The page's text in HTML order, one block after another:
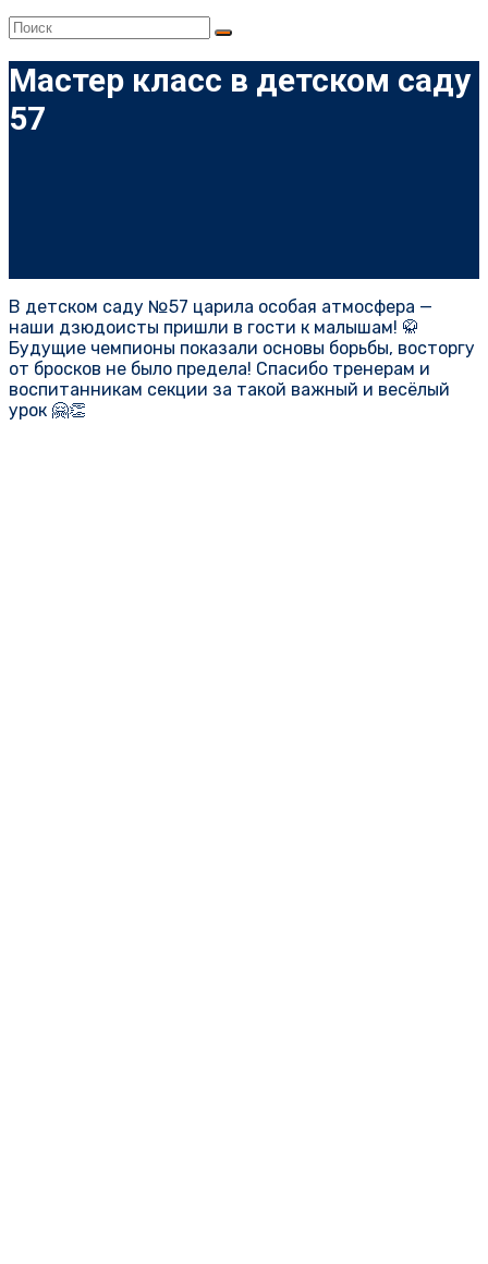
Мастер класс в детском саду
57
В детском саду №57 царила особая атмосфера —
наши дзюдоисты пришли в гости к малышам! 🥋
Будущие чемпионы показали основы борьбы, восторгу
от бросков не было предела! Спасибо тренерам и
воспитанникам секции за такой важный и весёлый
урок 🤗👏